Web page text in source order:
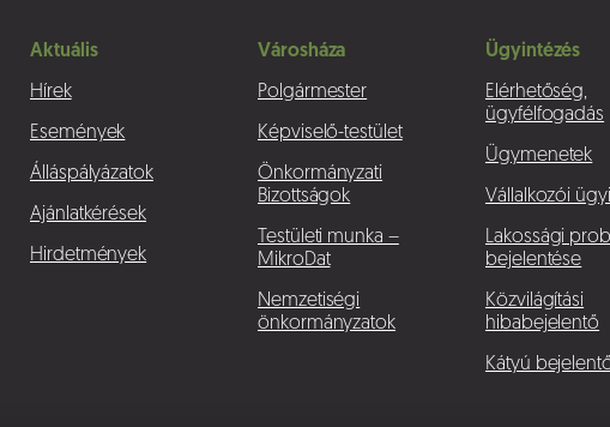
Aktuális
Hírek
Események
Álláspályázatok
Ajánlatkérések
Hirdetmények
Városháza
Polgármester
Képviselő-testület
Önkormányzati
Bizottságok
Testületi munka –
MikroDat
Nemzetiségi
önkormányzatok
Ügyintézés
Elérhetőség,
ügyfélfogadás
Ügymenetek
Vállalkozói
Lakossági
bejelentése
Közvilágítási
hibabejelentő
Kátyú